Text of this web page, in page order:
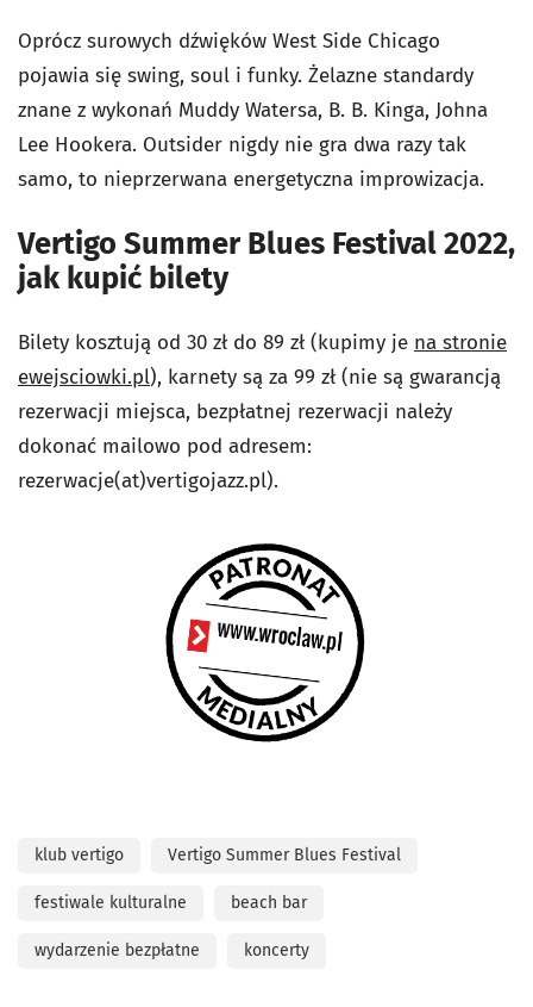
Oprócz surowych dźwięków West Side Chicago
pojawia się swing, soul i funky. Żelazne standardy
znane z wykonań Muddy Watersa, B. B. Kinga, Johna
Lee Hookera. Outsider nigdy nie gra dwa razy tak
samo, to nieprzerwana energetyczna improwizacja.
Vertigo Summer Blues Festival 2022,
jak kupić bilety
Bilety kosztują od 30 zł do 89 zł (kupimy je na stronie
ewejsciowki.pl), karnety są za 99 zł (nie są gwarancją
rezerwacji miejsca, bezpłatnej rezerwacji należy
dokonać mailowo pod adresem:
rezerwacje(at)vertigojazz.pl).
klub vertigo Vertigo Summer Blues Festival
festiwale kulturalne beach bar
wydarzenie bezpłatne koncerty